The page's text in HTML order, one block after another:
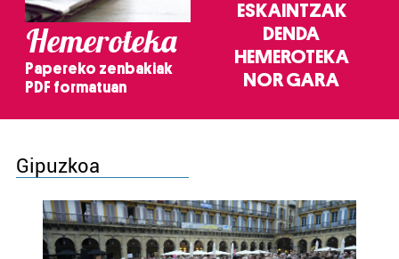
Hemeroteka
Papereko zenbakiak
PDF formatuan
ESKAINTZAK
DENDA
HEMEROTEKA
NOR GARA
Gipuzkoa